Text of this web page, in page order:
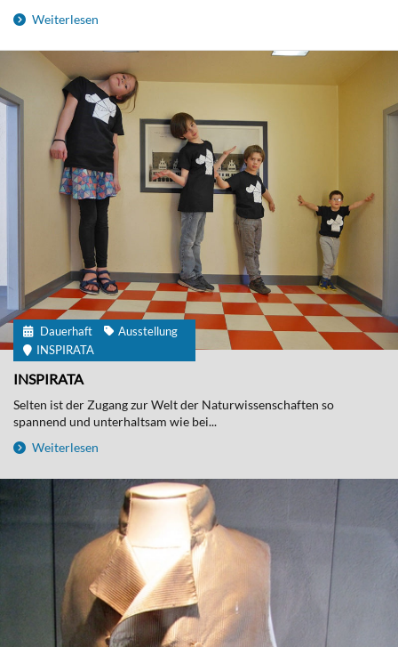
Weiterlesen
Dauerhaft
Ausstellung
INSPIRATA
INSPIRATA
Selten ist der Zugang zur Welt der Naturwissenschaften so
spannend und unterhaltsam wie bei...
Weiterlesen